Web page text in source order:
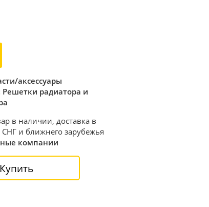
аксессуары
Решетки радиатора и
в наличии, доставка в
и ближнего зарубежья
компании
Купить